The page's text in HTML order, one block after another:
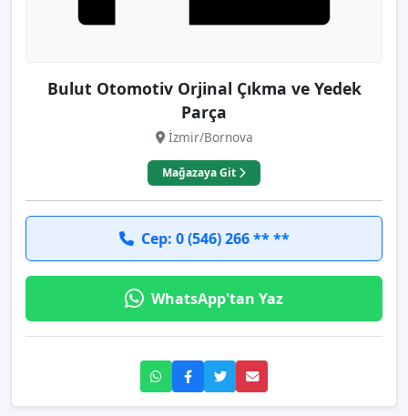
Bulut Otomotiv Orjinal Çıkma ve Yedek
Parça
İzmir/Bornova
Mağazaya Git
Cep: 0 (546) 266 ** **
WhatsApp'tan Yaz